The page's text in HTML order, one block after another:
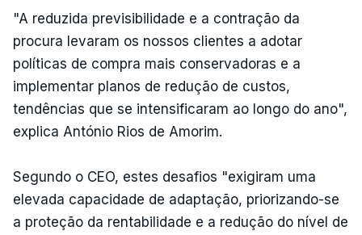
"A reduzida previsibilidade e a contração da
procura levaram os nossos clientes a adotar
políticas de compra mais conservadoras e a
implementar planos de redução de custos,
tendências que se intensificaram ao longo do ano",
explica António Rios de Amorim.
Segundo o CEO, estes desafios "exigiram uma
elevada capacidade de adaptação, priorizando-se
a proteção da rentabilidade e a redução do nível de